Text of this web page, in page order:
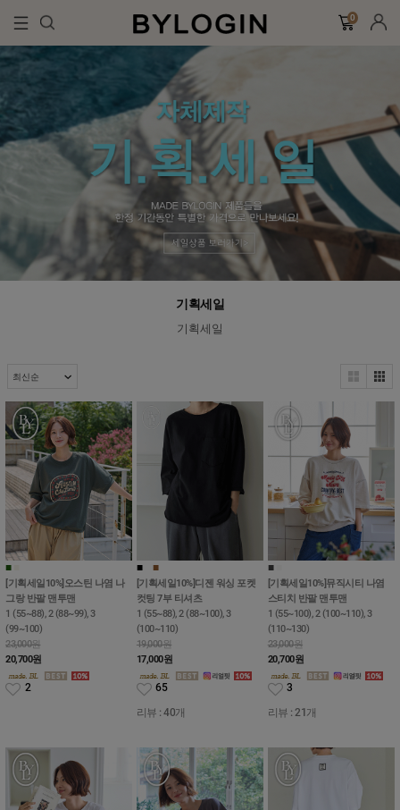
0
기획세일
기획세일
■
[기획세일10%]오스틴 나염 나
그랑 반팔 맨투맨
1 (55~88), 2 (88~99), 3
(99~100)
23,000원
20,700원
2
■ ■
[기획세일10%]디젠 워싱 포켓
컷팅 7부 티셔츠
1 (55~88), 2 (88~100), 3
(100~110)
19,000원
17,000원
65
리뷰 : 40개
■
[기획세일10%]뮤직시티 나염
스티치 반팔 맨투맨
1 (55~100), 2 (100~110), 3
(110~130)
23,000원
20,700원
3
리뷰 : 21개